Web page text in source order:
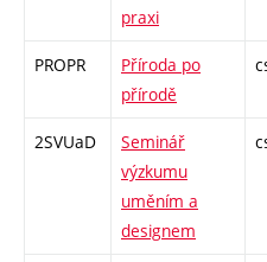
praxi
PROPR
Příroda po
přírodě
2SVUaD
Seminář
výzkumu
uměním a
designem